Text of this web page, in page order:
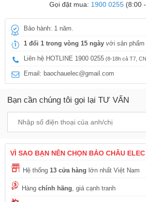
Gọi đặt mua: 1900 0255(8:00
Bảo hành: 1 năm.
1 đổi 1 trong vòng 15 ngày với sản phẩm
Liên hệ HOTLINE 1900 0255 (8-18h cả T7,
Email: baochauelec@gmail.com
Bạn cần chúng tôi gọi lại TƯ VẤN
VÌ SAO BẠN NÊN CHỌN BẢO CHÂU
Hệ thống 13 cửa hàng lớn nhất Việt Nam
Hàng chính hãng, giá cạnh tranh